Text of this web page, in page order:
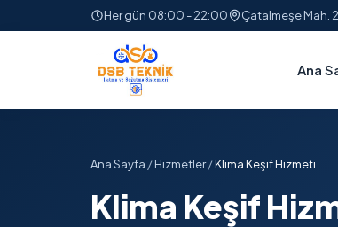
Her gün 08:00 - 22:00 Çatalmeşe Mah.
Ana
Ana Sayfa /Hizmetler/Klima Keşif Hizmeti
Klima Keşif